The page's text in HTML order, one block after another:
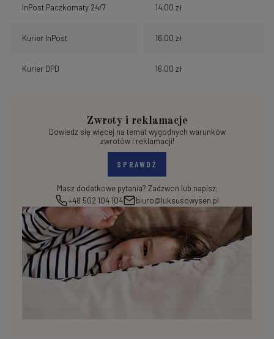
InPost Paczkomaty 24/7 14,00 zł
Kurier InPost 16,00 zł
Kurier DPD 16,00 zł
Zwroty i reklamacje
Dowiedz się więcej na temat wygodnych warunków
zwrotów i reklamacji!
SPRAWDŹ
Masz dodatkowe pytania? Zadzwoń lub napisz:
+48 502 104 104
biuro@luksusowysen.pl